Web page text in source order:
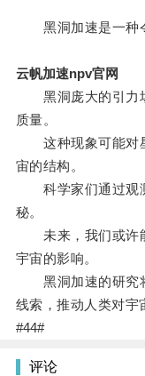
黑洞加速是一种令
云帆加速npv官网
黑洞庞大的引力场
质量。
这种现象可能对星
宙的结构。
科学家们通过观测
秘。
未来，我们或许能
宇宙的影响。
黑洞加速的研究将
线索，推动人类对宇
#44#
评论